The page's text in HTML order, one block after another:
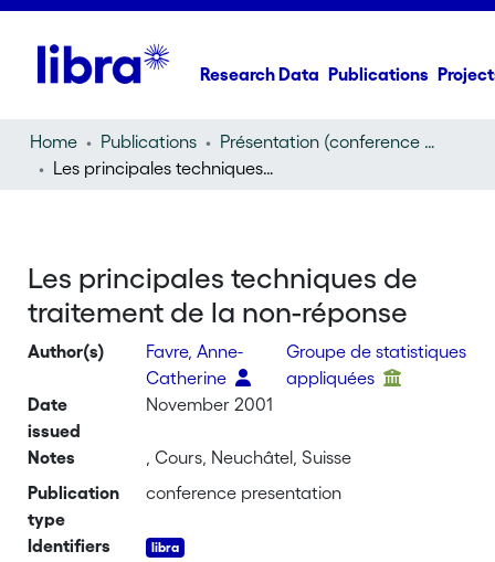
Research Data Publications
Home Publications
Présentation (conference presentation)
Les principales techniques de traitement de la non-réponse
Les principales techniques de
traitement de la non-réponse
Author(s)
Favre, Anne-
Catherine
Groupe de statistiques
appliquées
Date
issued
November 2001
Notes
, Cours, Neuchâtel, Suisse
Publication
type
conference presentation
Identifiers